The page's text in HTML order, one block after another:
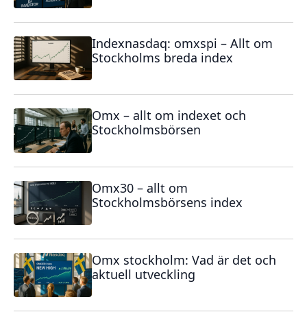
Indexnasdaq: omxspi – Allt om
Stockholms breda index
Omx – allt om indexet och
Stockholmsbörsen
Omx30 – allt om
Stockholmsbörsens index
Omx stockholm: Vad är det och
aktuell utveckling